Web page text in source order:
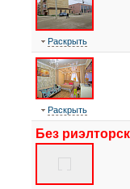
Раскрыть
Раскрыть
Без